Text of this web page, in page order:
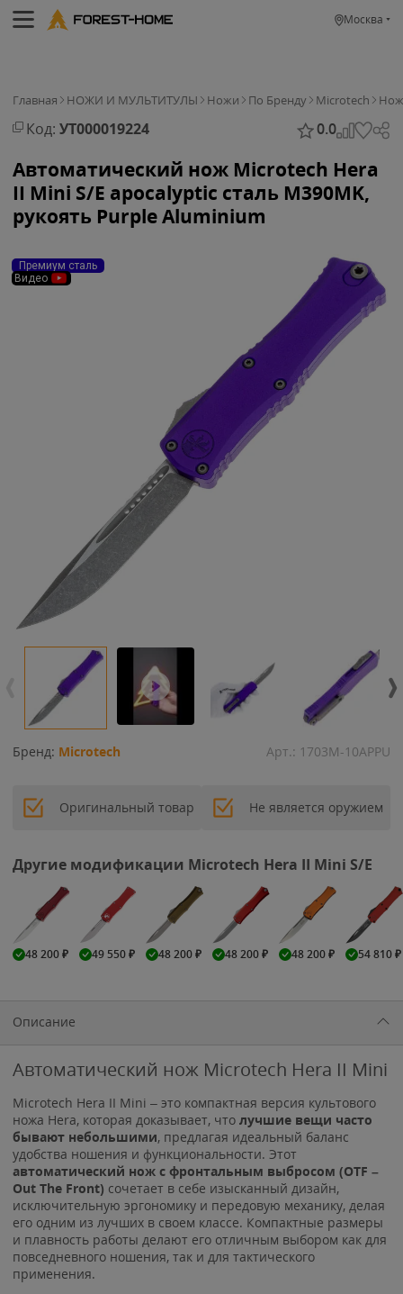
Москва
Главная НОЖИ И МУЛЬТИТУЛЫ Ножи По Бренду Microtech Нож
Код: УТ000019224 0.0
Автоматический нож Microtech Hera
II Mini S/E apocalyptic сталь M390MK,
рукоять Purple Aluminium
Премиум сталь
Видео
Бренд: Microtech Арт.: 1703M-10APPU
Оригинальный товар Не является оружием
Другие модификации Microtech Hera II Mini S/E
48 200₽ 49 550₽ 48 200₽ 48 200₽ 48 200₽ 54 810₽
Описание
Автоматический нож Microtech Hera II Mini
Microtech Hera II Mini – это компактная версия культового
ножа Hera, которая доказывает, что лучшие вещи часто
бывают небольшими, предлагая идеальный баланс
удобства ношения и функциональности. Этот
автоматический нож с фронтальным выбросом (OTF –
Out The Front) сочетает в себе изысканный дизайн,
исключительную эргономику и передовую механику, делая
его одним из лучших в своем классе. Компактные размеры
и плавность работы делают его отличным выбором как для
повседневного ношения, так и для тактического
применения.